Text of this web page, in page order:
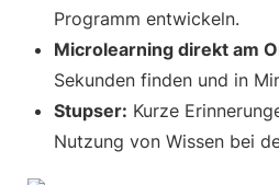
Programm entwickeln.
Microlearning direkt am
Sekunden finden und in
Stupser: Kurze
Nutzung von Wissen bei